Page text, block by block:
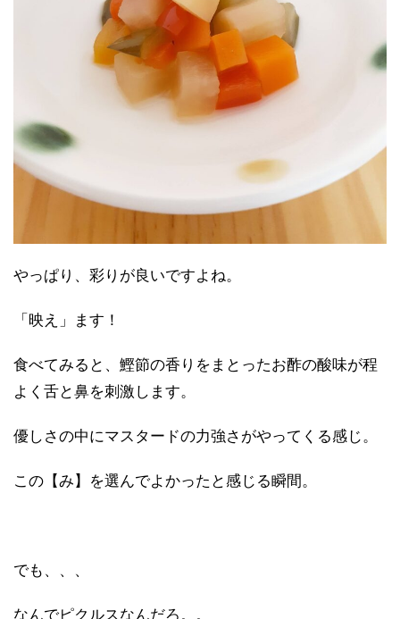
やっぱり、彩りが良いですよね。
「映え」ます！
食べてみると、鰹節の香りをまとったお酢の酸味が程
よく舌と鼻を刺激します。
優しさの中にマスタードの力強さがやってくる感じ。
この【み】を選んでよかったと感じる瞬間。
でも、、、
なんでピクルスなんだろ。。